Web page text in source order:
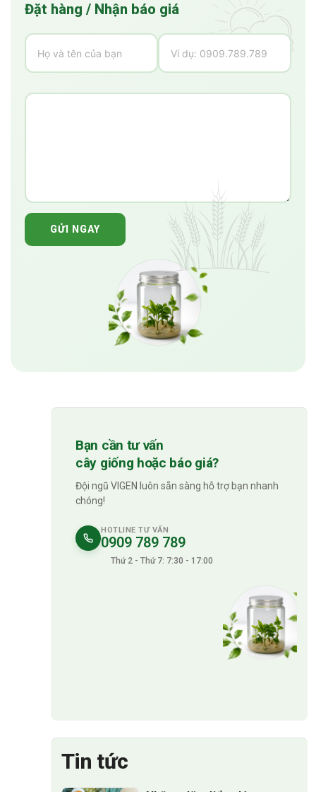
Đặt hàng / Nhận báo giá
GỬI NGAY
Bạn cần tư vấn
cây giống hoặc báo giá?
Đội ngũ VIGEN luôn sẵn sàng hỗ trợ bạn nhanh
chóng!
HOTLINE TƯ VẤN
0909 789 789
Thứ 2 - Thứ 7: 7:30 - 17:00
Tin tức